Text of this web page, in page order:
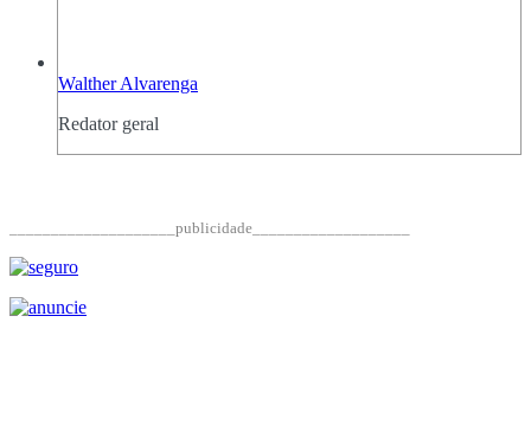
Walther Alvarenga
Redator geral
____________________publicidade___________________